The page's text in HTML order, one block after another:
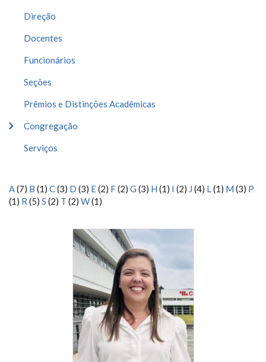
Direção
Docentes
Funcionários
Seções
Prêmios e Distinções Acadêmicas
Congregação
Serviços
A(7) B (1) C(3) D (3) E(2) F(2) G (3) H (1) I (2) J (4) L(1) M (3) P
(1) R (5) S (2) T (2) W(1)